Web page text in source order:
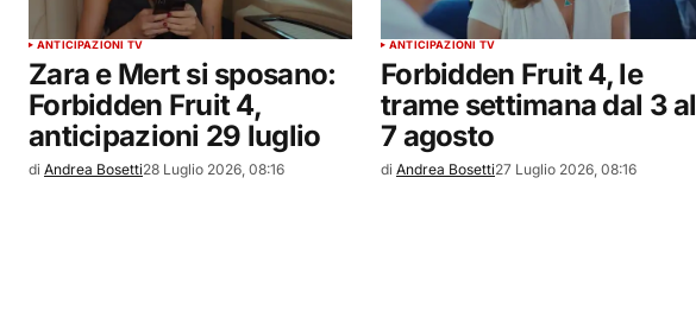
ANTICIPAZIONI TV
Zara e Mert si sposano:
Forbidden Fruit 4,
anticipazioni 29 luglio
di Andrea Bosetti28 Luglio 2026, 08:16
ANTICIPAZIONI TV
Forbidden Fruit 4, le
trame settimana dal 3 al
7 agosto
di Andrea Bosetti27 Luglio 2026, 08:16